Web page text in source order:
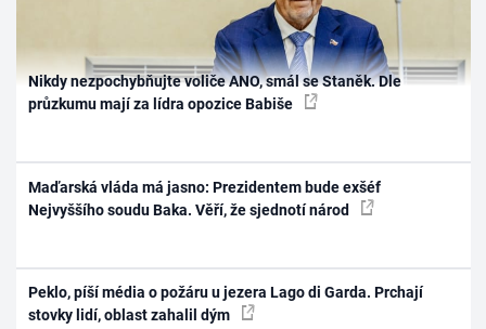
Nikdy nezpochybňujte voliče ANO, smál se Staněk. Dle
průzkumu mají za lídra opozice Babiše
Maďarská vláda má jasno: Prezidentem bude exšéf
Nejvyššího soudu Baka. Věří, že sjednotí národ
Peklo, píší média o požáru u jezera Lago di Garda. Prchají
stovky lidí, oblast zahalil dým